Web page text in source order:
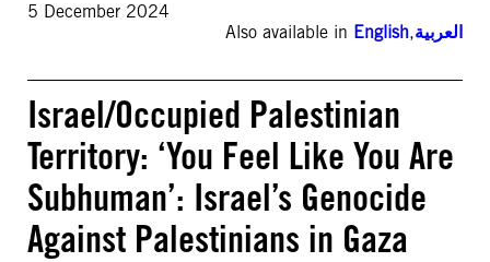
5 December 2024
Also available in English,العربية
Israel/Occupied Palestinian
Territory: ‘You Feel Like You Are
Subhuman’: Israel’s Genocide
Against Palestinians in Gaza